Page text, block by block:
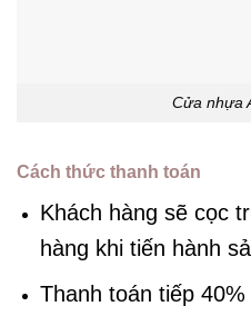
Cửa nhựa
Cách thức thanh toán
Khách hàng sẽ cọc
hàng khi tiến hành
Thanh toán tiếp